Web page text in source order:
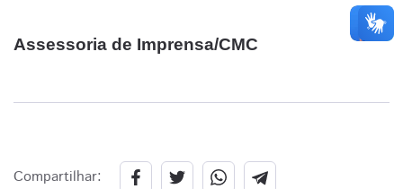
Assessoria de Imprensa/CMC
Compartilhar: